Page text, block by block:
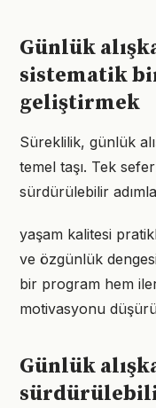
Günlük
sistematik
geliştirmek
Süreklilik, günlük
temel taşı. Tek
sürdürülebilir
yaşam kalitesi
ve özgünlük
bir program hem
motivasyonu
Günlük